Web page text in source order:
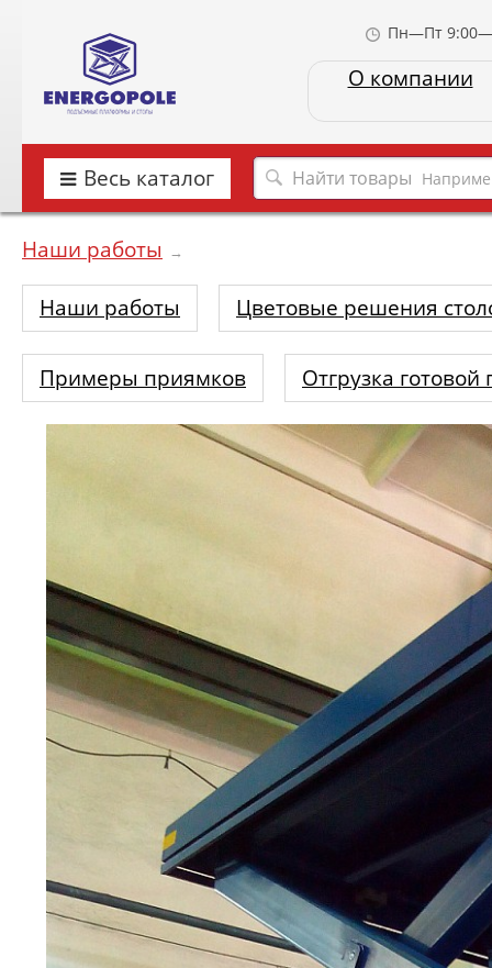
Пн—Пт
О компании
Весь каталог
Наши работы →
Наши работы Цветовые решения
Примеры приямков Отгрузка